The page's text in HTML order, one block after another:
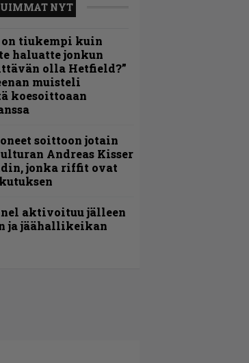
NYT
tiukempi kuin
haluatte jonkun
olla Hetfield?”
muisteli
koesoittoaan
soittoon jotain
Andreas Kisser
jonka riffit ovat
aktivoituu jälleen
ja jäähallikeikan